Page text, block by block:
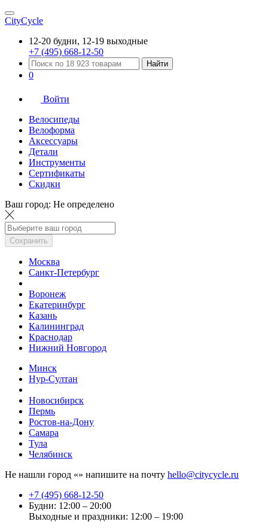
CityCycle
12-20 будни, 12-19 выходные
+7 (495) 668-12-50
Найти
0
Войти
Велосипеды
Велоформа
Аксессуары
Детали
Инструменты
Сертификаты
Скидки
Ваш город: Не определено
Сохранить
Москва
Санкт-Петербург
Воронеж
Екатеринбург
Казань
Калининград
Краснодар
Нижний Новгород
Минск
Нур-Султан
Новосибирск
Пермь
Ростов-на-Дону
Самара
Тула
Челябинск
Не нашли город «» напишите на почту hello@citycycle.ru
+7 (495) 668-12-50
Будни: 12:00 – 20:00
Выходные и праздники: 12:00 – 19:00